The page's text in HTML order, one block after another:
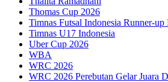
Thomas Cup 2026
Timnas Futsal Indonesia Runner-up
Timnas U17 Indonesia
Uber Cup 2026
WBA
WRC 2026
WRC 2026 Perebutan Gelar Juara